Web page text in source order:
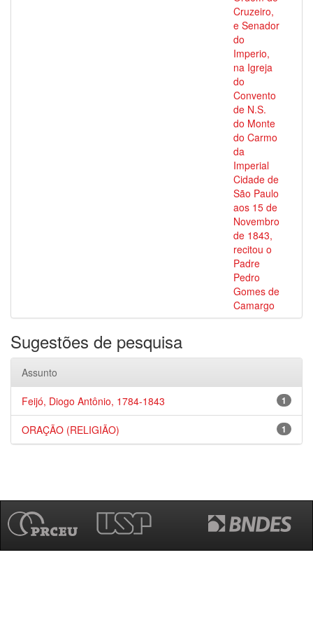
Cruzeiro,
e Senador
do
Imperio,
na Igreja
do
Convento
de N.S.
do Monte
do Carmo
da
Imperial
Cidade de
São Paulo
aos 15 de
Novembro
de 1843,
recitou o
Padre
Pedro
Gomes de
Camargo
Sugestões de pesquisa
Assunto
1
Feijó, Diogo Antônio, 1784-1843
1
ORAÇÃO (RELIGIÃO)